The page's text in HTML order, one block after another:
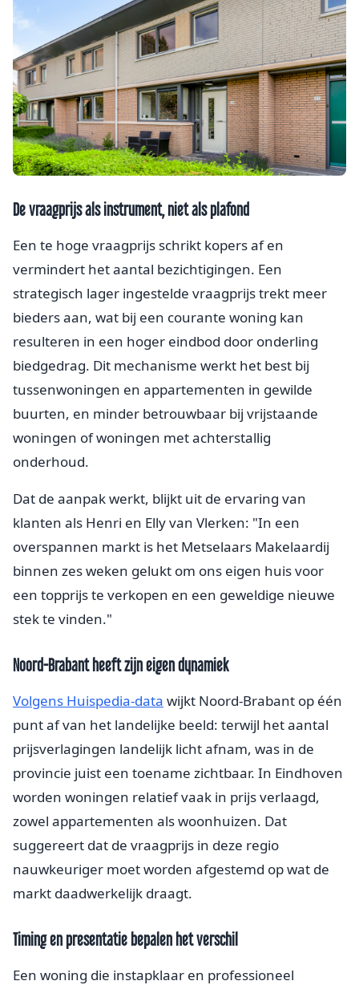
De vraagprijs als instrument, niet als plafond
Een te hoge vraagprijs schrikt kopers af en
vermindert het aantal bezichtigingen. Een
strategisch lager ingestelde vraagprijs trekt meer
bieders aan, wat bij een courante woning kan
resulteren in een hoger eindbod door onderling
biedgedrag. Dit mechanisme werkt het best bij
tussenwoningen en appartementen in gewilde
buurten, en minder betrouwbaar bij vrijstaande
woningen of woningen met achterstallig
onderhoud.
Dat de aanpak werkt, blijkt uit de ervaring van
klanten als Henri en Elly van Vlerken: "In een
overspannen markt is het Metselaars Makelaardij
binnen zes weken gelukt om ons eigen huis voor
een topprijs te verkopen en een geweldige nieuwe
stek te vinden."
Noord-Brabant heeft zijn eigen dynamiek
Volgens Huispedia-data wijkt Noord-Brabant op één
punt af van het landelijke beeld: terwijl het aantal
prijsverlagingen landelijk licht afnam, was in de
provincie juist een toename zichtbaar. In Eindhoven
worden woningen relatief vaak in prijs verlaagd,
zowel appartementen als woonhuizen. Dat
suggereert dat de vraagprijs in deze regio
nauwkeuriger moet worden afgestemd op wat de
markt daadwerkelijk draagt.
Timing en presentatie bepalen het verschil
Een woning die instapklaar en professioneel